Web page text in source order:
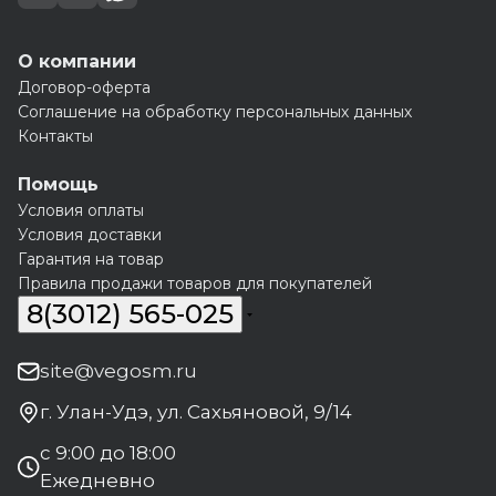
О компании
Договор-оферта
Соглашение на обработку персональных данных
Контакты
Помощь
Условия оплаты
Условия доставки
Гарантия на товар
Правила продажи товаров для покупателей
8(3012) 565-025
site@vegosm.ru
г. Улан-Удэ, ул. Сахьяновой, 9/14
с 9:00 до 18:00
Ежедневно